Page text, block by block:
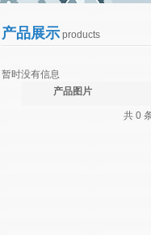
产品展示products
暂时没有信息
产品图片
共 0